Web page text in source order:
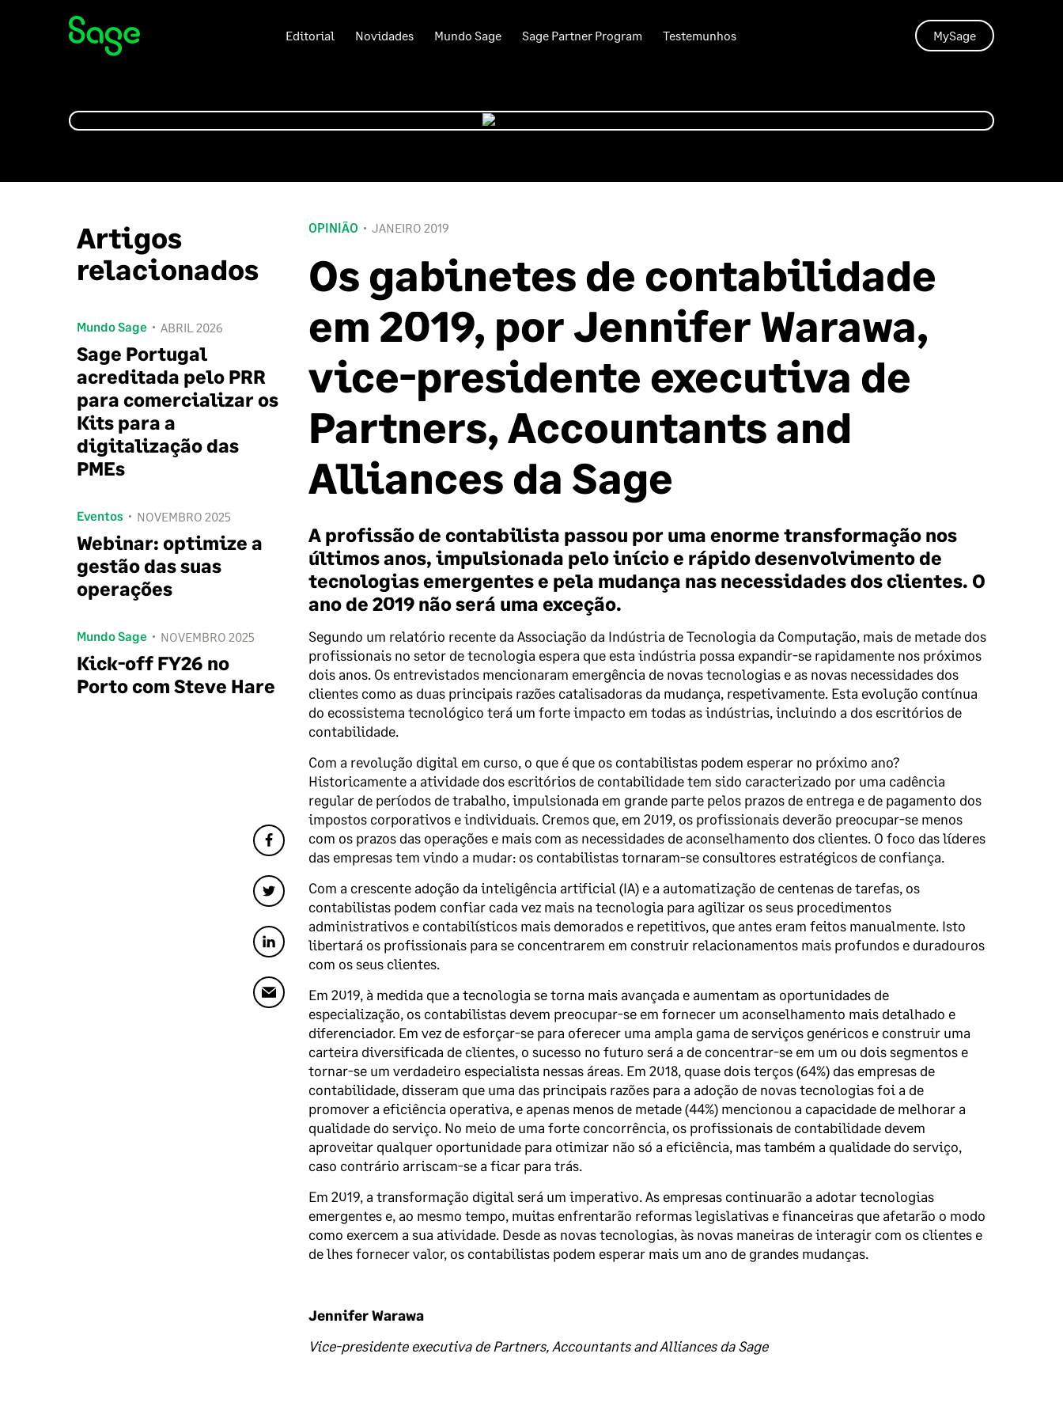
Editorial Novidades Mundo Sage Sage Partner Program Testemunhos MySage
OPINIÃO JANEIRO 2019
Os gabinetes de contabilidade
em 2019, por Jennifer Warawa,
vice-presidente executiva de
Partners, Accountants and
Alliances da Sage
A profissão de contabilista passou por uma enorme transformação nos
últimos anos, impulsionada pelo início e rápido desenvolvimento de
tecnologias emergentes e pela mudança nas necessidades dos clientes. O
ano de 2019 não será uma exceção.
Segundo um relatório recente da Associação da Indústria de Tecnologia da Computação, mais de metade dos
profissionais no setor de tecnologia espera que esta indústria possa expandir-se rapidamente nos próximos
dois anos. Os entrevistados mencionaram emergência de novas tecnologias e as novas necessidades dos
clientes como as duas principais razões catalisadoras da mudança, respetivamente. Esta evolução contínua
do ecossistema tecnológico terá um forte impacto em todas as indústrias, incluindo a dos escritórios de
contabilidade.
Com a revolução digital em curso, o que é que os contabilistas podem esperar no próximo ano?
Historicamente a atividade dos escritórios de contabilidade tem sido caracterizado por uma cadência
regular de períodos de trabalho, impulsionada em grande parte pelos prazos de entrega e de pagamento dos
impostos corporativos e individuais. Cremos que, em 2019, os profissionais deverão preocupar-se menos
com os prazos das operações e mais com as necessidades de aconselhamento dos clientes. O foco das líderes
das empresas tem vindo a mudar: os contabilistas tornaram-se consultores estratégicos de confiança.
Com a crescente adoção da inteligência artificial (IA) e a automatização de centenas de tarefas, os
contabilistas podem confiar cada vez mais na tecnologia para agilizar os seus procedimentos
administrativos e contabilísticos mais demorados e repetitivos, que antes eram feitos manualmente. Isto
libertará os profissionais para se concentrarem em construir relacionamentos mais profundos e duradouros
com os seus clientes.
Em 2019, à medida que a tecnologia se torna mais avançada e aumentam as oportunidades de
especialização, os contabilistas devem preocupar-se em fornecer um aconselhamento mais detalhado e
diferenciador. Em vez de esforçar-se para oferecer uma ampla gama de serviços genéricos e construir uma
carteira diversificada de clientes, o sucesso no futuro será a de concentrar-se em um ou dois segmentos e
tornar-se um verdadeiro especialista nessas áreas. Em 2018, quase dois terços (64%) das empresas de
contabilidade, disseram que uma das principais razões para a adoção de novas tecnologias foi a de
promover a eficiência operativa, e apenas menos de metade (44%) mencionou a capacidade de melhorar a
qualidade do serviço. No meio de uma forte concorrência, os profissionais de contabilidade devem
aproveitar qualquer oportunidade para otimizar não só a eficiência, mas também a qualidade do serviço,
caso contrário arriscam-se a ficar para trás.
Em 2019, a transformação digital será um imperativo. As empresas continuarão a adotar tecnologias
emergentes e, ao mesmo tempo, muitas enfrentarão reformas legislativas e financeiras que afetarão o modo
como exercem a sua atividade. Desde as novas tecnologias, às novas maneiras de interagir com os clientes e
de lhes fornecer valor, os contabilistas podem esperar mais um ano de grandes mudanças.
Jennifer Warawa
Vice-presidente executiva de Partners, Accountants and Alliances da Sage
Artigos
relacionados
Mundo Sage ABRIL 2026
Sage Portugal
acreditada pelo PRR
para comercializar os
Kits para a
digitalização das
PMEs
Eventos NOVEMBRO 2025
Webinar: optimize a
gestão das suas
operações
Mundo Sage NOVEMBRO 2025
Kick-off FY26 no
Porto com Steve Hare